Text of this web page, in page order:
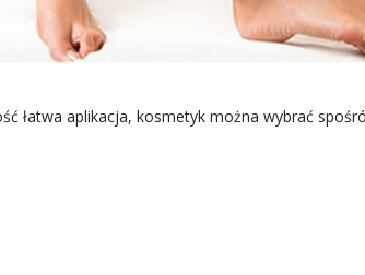
łatwa aplikacja, kosmetyk można wybrać